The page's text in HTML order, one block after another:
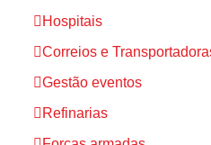
Hospitais
Correios e
Gestão eventos
Refinarias